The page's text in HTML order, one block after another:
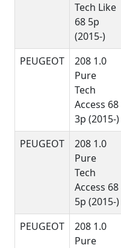
Tech Like
68 5p
(2015-)
PEUGEOT
208 1.0
Pure
Tech
Access 68
3p (2015-)
PEUGEOT
208 1.0
Pure
Tech
Access 68
5p (2015-)
PEUGEOT
208 1.0
Pure